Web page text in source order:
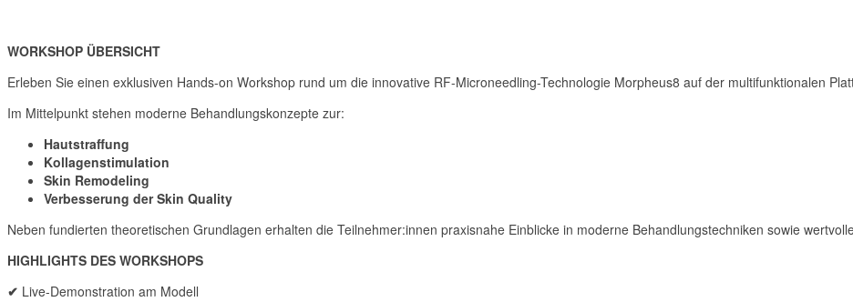
WORKSHOP ÜBERSICHT
Erleben Sie einen exklusiven Hands-on Workshop rund um die innovative RF-Microneedling-Technologie Morpheus8 auf der multifunktionalen
Im Mittelpunkt stehen moderne Behandlungskonzepte zur:
Hautstraffung
Kollagenstimulation
Skin Remodeling
Verbesserung der Skin Quality
Neben fundierten theoretischen Grundlagen erhalten die Teilnehmer:innen praxisnahe Einblicke in moderne Behandlungstechniken sowie
HIGHLIGHTS DES WORKSHOPS
✔ Live-Demonstration am Modell